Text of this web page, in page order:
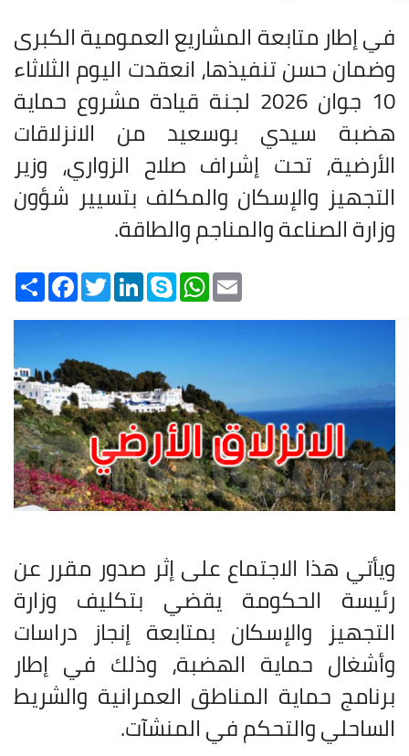
في إطار متابعة المشاريع العمومية الكبرى
وضمان حسن تنفيذها، انعقدت اليوم الثلاثاء
10 جوان 2026 لجنة قيادة مشروع حماية
هضبة سيدي بوسعيد من الانزلاقات
الأرضية، تحت إشراف صلاح الزواري، وزير
التجهيز والإسكان والمكلف بتسيير شؤون
وزارة الصناعة والمناجم والطاقة.
Share
FacebookTwitterLinkedInSkype
WhatsAppEmail
ويأتي هذا الاجتماع على إثر صدور مقرر عن
رئيسة الحكومة يقضي بتكليف وزارة
التجهيز والإسكان بمتابعة إنجاز دراسات
وأشغال حماية الهضبة، وذلك في إطار
برنامج حماية المناطق العمرانية والشريط
الساحلي والتحكم في المنشآت.